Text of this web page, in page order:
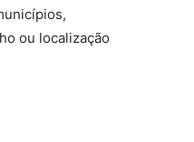
ou localização